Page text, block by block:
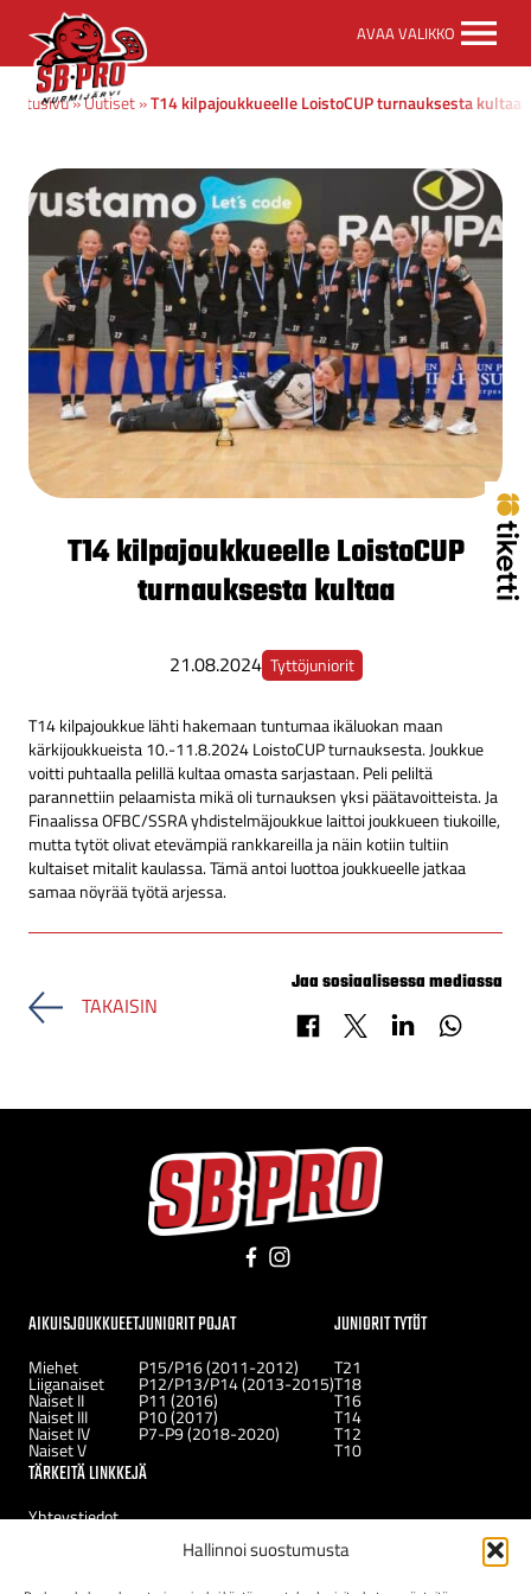
Hallinnoi suostumusta
Pro
etusivulle
AVAA VALIKKO
Etusivu»Uutiset»T14 kilpajoukkueelle LoistoCUP turnauksesta kultaa
T14 kilpajoukkueelle LoistoCUP
turnauksesta kultaa
21.08.2024 Tyttöjuniorit
T14 kilpajoukkue lähti hakemaan tuntumaa ikäluokan maan
kärkijoukkueista 10.-11.8.2024 LoistoCUP turnauksesta. Joukkue
voitti puhtaalla pelillä kultaa omasta sarjastaan. Peli peliltä
parannettiin pelaamista mikä oli turnauksen yksi päätavoitteista. Ja
Finaalissa OFBC/SSRA yhdistelmäjoukkue laittoi joukkueen tiukoille,
mutta tytöt olivat etevämpiä rankkareilla ja näin kotiin tultiin
kultaiset mitalit kaulassa. Tämä antoi luottoa joukkueelle jatkaa
samaa nöyrää työtä arjessa.
TAKAISIN
Jaa sosiaalisessa mediassa
Jaa FacebookissaJaa X-palvelussaJaa LinkedInissä
Facebook
AIKUISJOUKKUEET
Miehet
Liiganaiset
Naiset II
Naiset III
Naiset IV
Naiset V
JUNIORIT POJAT
P15/P16 (2011-2012)
P12/P13/P14 (2013-2015)
P11 (2016)
P10 (2017)
P7-P9 (2018-2020)
JUNIORIT TYTÖT
T21
T18
T16
T14
T12
T10
TÄRKEITÄ LINKKEJÄ
Yhteystiedot